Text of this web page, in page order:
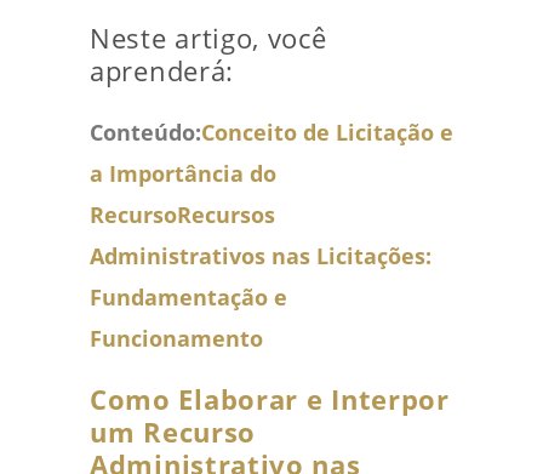
Neste artigo, você
aprenderá:
Conteúdo:Conceito de Licitação e
a Importância do
RecursoRecursos
Administrativos nas Licitações:
Fundamentação e
Funcionamento
Como Elaborar e Interpor
um Recurso
Administrativo nas